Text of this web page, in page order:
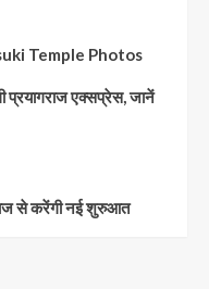
Temple Photos
एक्सप्रेस, जानें
से करेंगी नई शुरुआत